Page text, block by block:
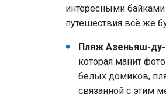
интересными
путешествия всё же
Пляж Азеньяш-
которая манит
белых домиков,
связанной с этим